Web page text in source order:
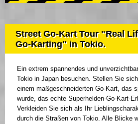
Street Go-Kart Tour "Real
Go-Karting" in Tokio.
Ein extrem spannendes und
Tokio in Japan besuchen. Stellen Sie
einem maßgeschneiderten Go-Kart, das
wurde, das echte Superhelden-Go-Kart-
Verkleiden Sie sich als Ihr
durch die Straßen von Tokio. Alle Blicke